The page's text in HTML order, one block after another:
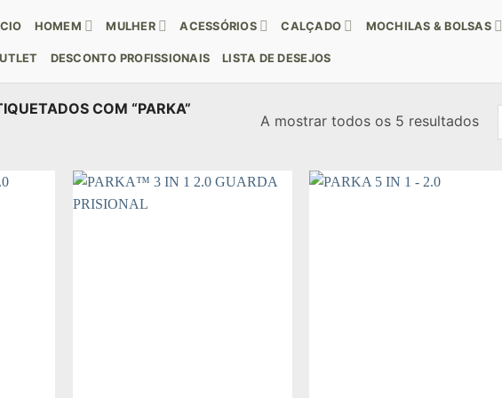
HOMEM MULHER ACESSÓRIOS CALÇADO MOCHILAS & BOLSAS
DESCONTO PROFISSIONAIS LISTA DE DESEJOS
COM “PARKA”
A mostrar todos os 5 resultados
por